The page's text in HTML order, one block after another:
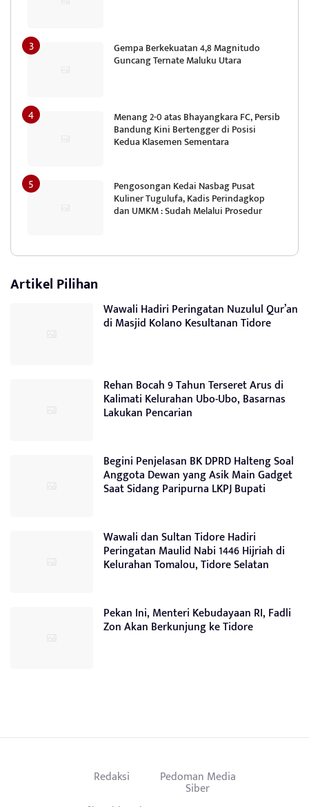
Gempa Berkekuatan 4,8 Magnitudo
Guncang Ternate Maluku Utara
Menang 2-0 atas Bhayangkara FC, Persib
Bandung Kini Bertengger di Posisi
Kedua Klasemen Sementara
Pengosongan Kedai Nasbag Pusat
Kuliner Tugulufa, Kadis Perindagkop
dan UMKM : Sudah Melalui Prosedur
Artikel Pilihan
Wawali Hadiri Peringatan Nuzulul Qur’an
di Masjid Kolano Kesultanan Tidore
Rehan Bocah 9 Tahun Terseret Arus di
Kalimati Kelurahan Ubo-Ubo, Basarnas
Lakukan Pencarian
Begini Penjelasan BK DPRD Halteng Soal
Anggota Dewan yang Asik Main Gadget
Saat Sidang Paripurna LKPJ Bupati
Wawali dan Sultan Tidore Hadiri
Peringatan Maulid Nabi 1446 Hijriah di
Kelurahan Tomalou, Tidore Selatan
Pekan Ini, Menteri Kebudayaan RI, Fadli
Zon Akan Berkunjung ke Tidore
Redaksi Pedoman Media
Siber